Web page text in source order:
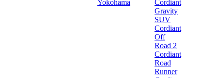
Yokohama
Cordiant
Gravity
SUV
Cordiant
Off
Road 2
Cordiant
Road
Runner